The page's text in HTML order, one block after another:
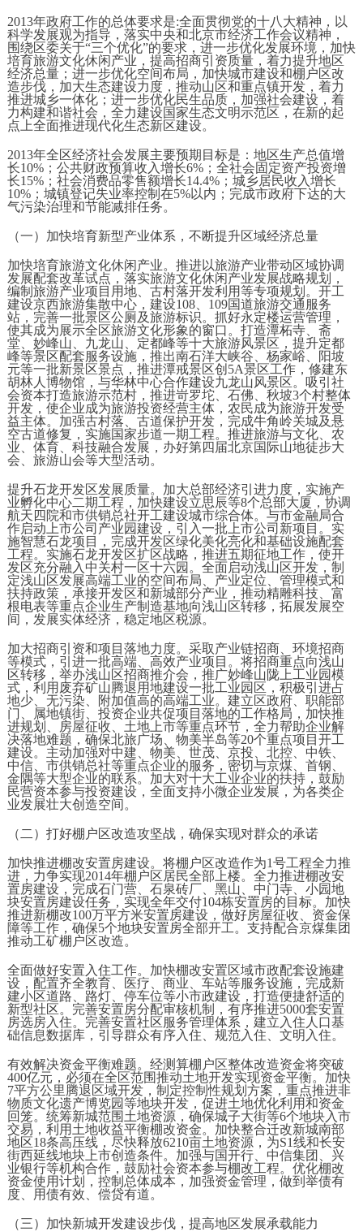
2013年政府工作的总体要求是:全面贯彻党的十八大精神，以
科学发展观为指导，落实中央和北京市经济工作会议精神，
围绕区委关于“三个优化”的要求，进一步优化发展环境，加快
培育旅游文化休闲产业，提高招商引资质量，着力提升地区
经济总量；进一步优化空间布局，加快城市建设和棚户区改
造步伐，加大生态建设力度，推动山区和重点镇开发，着力
推进城乡一体化；进一步优化民生品质，加强社会建设，着
力构建和谐社会，全力建设国家生态文明示范区，在新的起
点上全面推进现代化生态新区建设。
2013年全区经济社会发展主要预期目标是：地区生产总值增
长10%；公共财政预算收入增长6%；全社会固定资产投资增
长15%；社会消费品零售额增长14.4%；城乡居民收入增长
10%；城镇登记失业率控制在5%以内；完成市政府下达的大
气污染治理和节能减排任务。
（一）加快培育新型产业体系，不断提升区域经济总量
加快培育旅游文化休闲产业。推进以旅游产业带动区域协调
发展配套改革试点，落实旅游文化休闲产业发展战略规划，
编制旅游产业项目用地、古村落开发利用等专项规划。开工
建设京西旅游集散中心，建设108、109国道旅游交通服务
站，完善一批景区公厕及旅游标识。抓好永定楼运营管理，
使其成为展示全区旅游文化形象的窗口。打造潭柘寺、斋
堂、妙峰山、九龙山、定都峰等十大旅游风景区，提升定都
峰等景区配套服务设施，推出南石洋大峡谷、杨家峪、阳坡
元等一批新景区景点，推进潭戒景区创5A景区工作，修建东
胡林人博物馆，与华林中心合作建设九龙山风景区。吸引社
会资本打造旅游示范村，推进岢罗坨、石佛、秋坡3个村整体
开发，使企业成为旅游投资经营主体，农民成为旅游开发受
益主体。加强古村落、古道保护开发，完成牛角岭关城及悬
空古道修复，实施国家步道一期工程。推进旅游与文化、农
业、体育、科技融合发展，办好第四届北京国际山地徒步大
会、旅游山会等大型活动。
提升石龙开发区发展质量。加大总部经济引进力度，实施产
业孵化中心二期工程，加快建设立思辰等8个总部大厦，协调
航天四院和市供销总社开工建设城市综合体。与市金融局合
作启动上市公司产业园建设，引入一批上市公司新项目。实
施智慧石龙项目，完成开发区绿化美化亮化和基础设施配套
工程。实施石龙开发区扩区战略，推进五期征地工作，使开
发区充分融入中关村一区十六园。全面启动浅山区开发，制
定浅山区发展高端工业的空间布局、产业定位、管理模式和
扶持政策，承接开发区和新城部分产业，推动精雕科技、富
根电表等重点企业生产制造基地向浅山区转移，拓展发展空
间，发展实体经济，稳定地区税源。
加大招商引资和项目落地力度。采取产业链招商、环境招商
等模式，引进一批高端、高效产业项目。将招商重点向浅山
区转移，举办浅山区招商推介会，推广妙峰山陇上工业园模
式，利用废弃矿山腾退用地建设一批工业园区，积极引进占
地少、无污染、附加值高的高端工业。建立区政府、职能部
门、属地镇街、投资企业共促项目落地的工作格局，加快推
进规划、房屋征收、土地上市等重点环节，全力帮助企业解
决落地难题，确保北旅广场、物美半岛等20个重点项目开工
建设。主动加强对中建、物美、世茂、京投、北控、中铁、
中信、市供销总社等重点企业的服务，密切与京煤、首钢、
金隅等大型企业的联系。加大对十大工业企业的扶持，鼓励
民营资本参与投资建设，全面支持小微企业发展，为各类企
业发展壮大创造空间。
（二）打好棚户区改造攻坚战，确保实现对群众的承诺
加快推进棚改安置房建设。将棚户区改造作为1号工程全力推
进，力争实现2014年棚户区居民全部上楼。全力推进棚改安
置房建设，完成石门营、石泉砖厂、黑山、中门寺、小园地
块安置房建设任务，实现全年交付104栋安置房的目标。加快
推进新棚改100万平方米安置房建设，做好房屋征收、资金保
障等工作，确保5个地块安置房全部开工。支持配合京煤集团
推动工矿棚户区改造。
全面做好安置入住工作。加快棚改安置区域市政配套设施建
设，配置齐全教育、医疗、商业、车站等服务设施，完成新
建小区道路、路灯、停车位等小市政建设，打造便捷舒适的
新型社区。完善安置房分配审核机制，有序推进5000套安置
房选房入住。完善安置社区服务管理体系，建立入住人口基
础信息数据库，引导群众有序入住、规范入住、文明入住。
有效解决资金平衡难题。经测算棚户区整体改造资金将突破
400亿元，必须在全区范围推动土地开发实现资金平衡。加快
7平方公里腾退区域开发，制定控制性规划方案，重点推进非
物质文化遗产博览园等地块开发，促进土地优化利用和资金
回笼。统筹新城范围土地资源，确保城子大街等6个地块入市
交易，利用土地收益平衡棚改资金。加快整合迁改新城南部
地区18条高压线，尽快释放6210亩土地资源，为S1线和长安
街西延线地块上市创造条件。加强与国开行、中信集团、兴
业银行等机构合作，鼓励社会资本参与棚改工程。优化棚改
资金使用计划，控制总体成本，加强资金管理，做到举债有
度、用债有效、偿贷有道。
（三）加快新城开发建设步伐，提高地区发展承载能力